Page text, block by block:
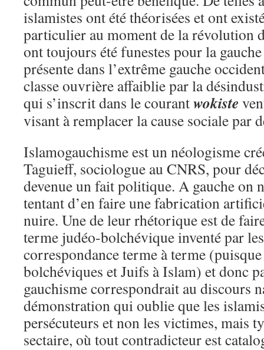
islamistes ont été théorisées et ont
particulier au moment de la révolution
ont toujours été funestes pour la
présente dans l’extrême gauche
classe ouvrière affaiblie par la
qui s’inscrit dans le courantwokiste
visant à remplacer la cause sociale par
Islamogauchisme est un néologisme
Taguieff, sociologue au CNRS, pour
devenue un fait politique. A gauche on
tentant d’en faire une fabrication
nuire. Une de leur rhétorique est de
terme judéo-bolchévique inventé par
correspondance terme à terme
bolchéviques et Juifs à Islam) et donc
gauchisme correspondrait au discours
démonstration qui oublie que les
persécuteurs et non les victimes, mais
sectaire, où tout contradicteur est